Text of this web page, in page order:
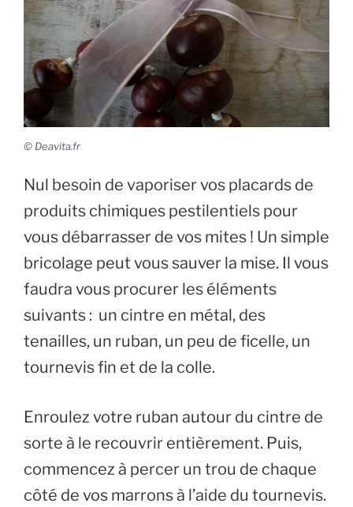
© Deavita.fr
Nul besoin de vaporiser vos placards de
produits chimiques pestilentiels pour
vous débarrasser de vos mites ! Un simple
bricolage peut vous sauver la mise. Il vous
faudra vous procurer les éléments
suivants : un cintre en métal, des
tenailles, un ruban, un peu de ficelle, un
tournevis fin et de la colle.
Enroulez votre ruban autour du cintre de
sorte à le recouvrir entièrement. Puis,
commencez à percer un trou de chaque
côté de vos marrons à l’aide du tournevis.